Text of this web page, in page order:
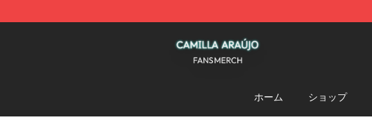
ホーム ショップ